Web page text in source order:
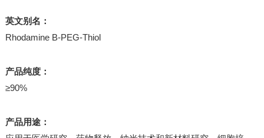
英文别名：
Rhodamine B-PEG-Thiol
产品纯度：
≥90%
产品用途：